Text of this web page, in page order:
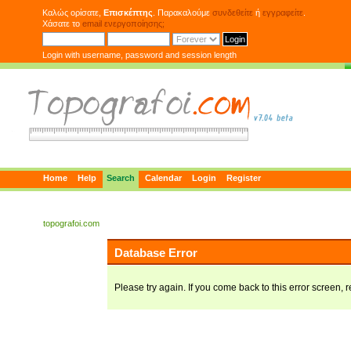
Καλώς ορίσατε, Επισκέπτης . Παρακαλούμε συνδεθείτε ή εγγραφείτε
Χάσατε το email ενεργοποίησης;
Login with username, password and session length
Home Help Search Calendar Login Register
topografoi.com
Database Error
Please try again. If you come back to this error screen,